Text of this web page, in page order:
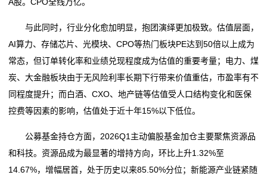
与此同时，行业分化愈加明显，抱团演绎更加极致。估值层面，
AI算力、存储芯片、光模块、CPO等热门板块PE达到50倍以上成为
常态，但订单转化率和业绩兑现程度成为估值的重要考量；电力、煤
炭、大金融板块由于无风险利率长期下行带来价值重估，市盈率有不
同程度提升；而白酒、CXO、地产链等估值受人口结构变化和医保
控费等因素的影响，估值处于近十年15%以下低位。
公募基金持仓方面，2026Q1主动偏股基金加仓主要聚焦资源品
和科技。资源品成为最显著的增持方向，环比上升1.32%至
14.67%，增幅居首，处于历史以来85.50%分位；新能源产业链紧随